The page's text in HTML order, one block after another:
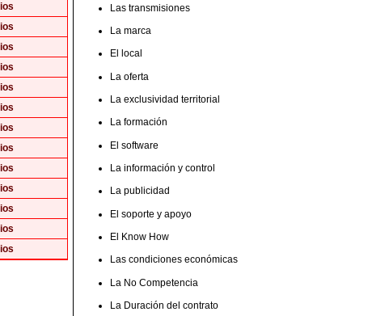
Las transmisiones
La marca
El local
La oferta
La exclusividad territorial
La formación
El software
La información y control
La publicidad
El soporte y apoyo
El Know How
Las condiciones económicas
La No Competencia
La Duración del contrato